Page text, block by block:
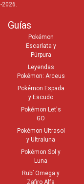
2026.
Guías
Pokémon
Escarlata y
Púrpura
Leyendas
Pokémon: Arceus
Pokémon Espada
y Escudo
Pokémon Let's
GO
Pokémon Ultrasol
y Ultraluna
Pokémon Sol y
Luna
Rubí Omega y
Zafiro Alfa